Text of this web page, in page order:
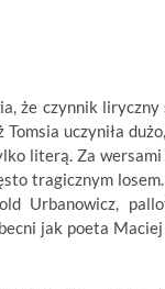
że czynnik
uczyniła
literą. Za
tragicznym
Urbanowicz,
jak poeta